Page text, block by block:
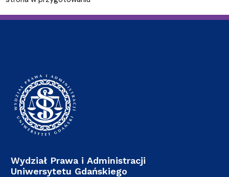
Wydział Prawa i Administracji
Uniwersytetu Gdańskiego